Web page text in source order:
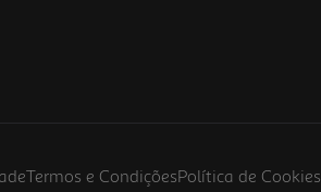
Termos e CondiçõesPolítica de Cookies